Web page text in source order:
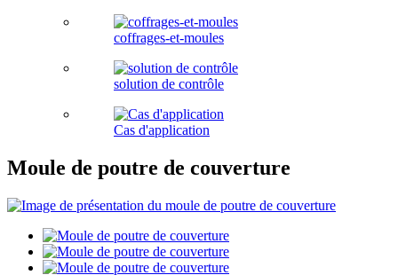
coffrages-et-moules
solution de contrôle
Cas d'application
Moule de poutre de couverture